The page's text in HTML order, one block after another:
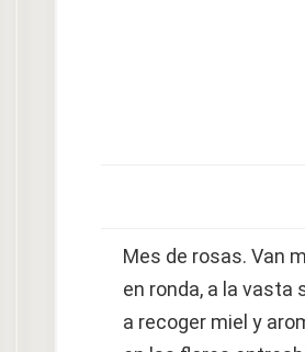
Mes de rosas. Van
en ronda, a la vasta
a recoger miel y